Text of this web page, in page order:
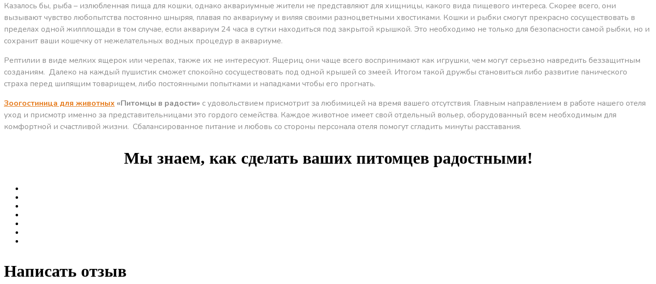
Казалось бы, рыба – излюбленная пища для кошки, однако аквариумные жители не представляют для хищницы, какого вида пищевого интереса. Скорее всего, они
вызывают чувство любопытства постоянно шныряя, плавая по аквариуму и виляя своими разноцветными хвостиками. Кошки и рыбки смогут прекрасно сосуществовать в
пределах одной жилплощади в том случае, если аквариум 24 часа в сутки находиться под закрытой крышкой. Это необходимо не только для безопасности самой рыбки, но и
сохранит ваши кошечку от нежелательных водных процедур в аквариуме.
Рептилии в виде мелких ящерок или черепах, также их не интересуют. Ящериц они чаще всего воспринимают как игрушки, чем могут серьезно навредить беззащитным
созданиям. Далеко на каждый пушистик сможет спокойно сосуществовать под одной крышей со змеей. Итогом такой дружбы становиться либо развитие панического
страха перед шипящим товарищем, либо постоянными попытками и нападками чтобы его прогнать.
Зоогостиница для животных «Питомцы в радости» с удовольствием присмотрит за любимицей на время вашего отсутствия. Главным направлением в работе нашего отеля
уход и присмотр именно за представительницами это гордого семейства. Каждое животное имеет свой отдельный вольер, оборудованный всем необходимым для
комфортной и счастливой жизни. Сбалансированное питание и любовь со стороны персонала отеля помогут сгладить минуты расставания.
Мы знаем, как сделать ваших питомцев радостными!
Написать отзыв